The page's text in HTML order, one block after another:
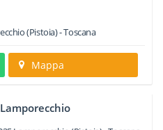
(Pistoia) -Toscana
Mappa